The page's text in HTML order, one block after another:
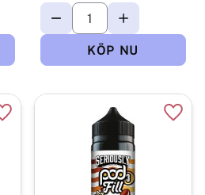
Lägg till i favoriter